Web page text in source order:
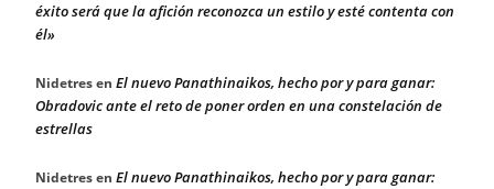
éxito será que la afición reconozca un estilo y esté contenta con
él»
Nidetresen El nuevo Panathinaikos, hecho por y para ganar:
Obradovic ante el reto de poner orden en una constelación de
estrellas
Nidetresen El nuevo Panathinaikos, hecho por y para ganar: